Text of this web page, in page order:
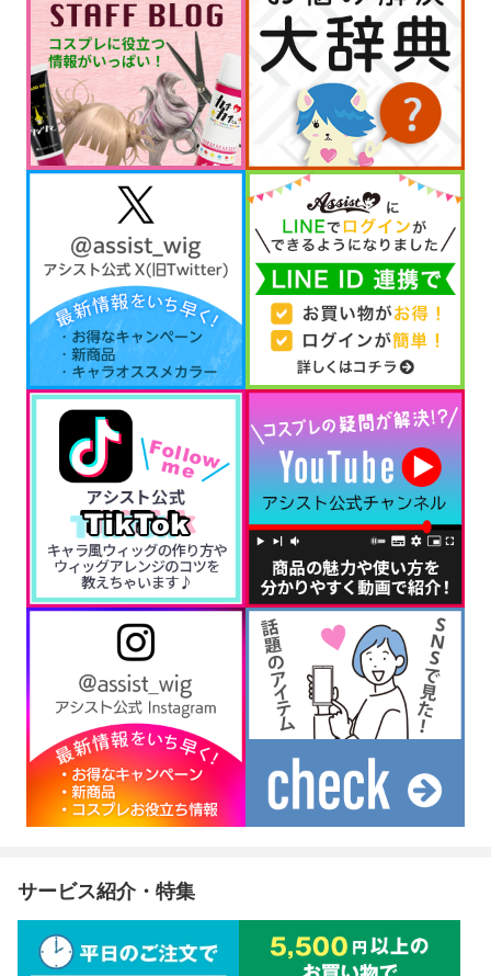
サービス紹介・特集